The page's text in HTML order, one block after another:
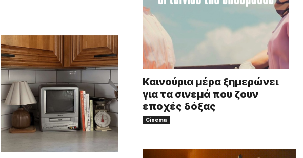
Καινούρια μέρα ξημερώνει
για τα σινεμά που ζουν
εποχές δόξας
Cinema